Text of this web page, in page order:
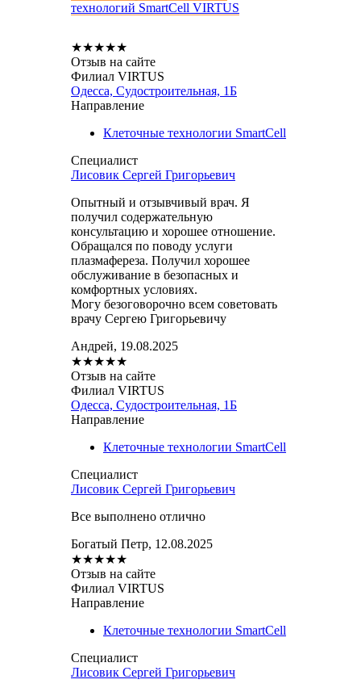
технологий SmartCell VIRTUS
★★★★★
Отзыв на сайте
Филиал VIRTUS
Одесса, Судостроительная, 1Б
Направление
Клеточные технологии SmartCell
Специалист
Лисовик Сергей Григорьевич
Опытный и отзывчивый врач. Я
получил содержательную
консультацию и хорошее отношение.
Обращался по поводу услуги
плазмафереза. Получил хорошее
обслуживание в безопасных и
комфортных условиях.
Могу безоговорочно всем советовать
врачу Сергею Григорьевичу
Андрей, 19.08.2025
★★★★★
Отзыв на сайте
Филиал VIRTUS
Одесса, Судостроительная, 1Б
Направление
Клеточные технологии SmartCell
Специалист
Лисовик Сергей Григорьевич
Все выполнено отлично
Богатый Петр, 12.08.2025
★★★★★
Отзыв на сайте
Филиал VIRTUS
Направление
Клеточные технологии SmartCell
Специалист
Лисовик Сергей Григорьевич